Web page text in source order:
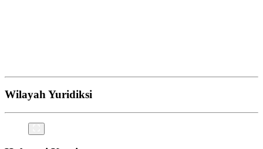
Wilayah Yuridiksi